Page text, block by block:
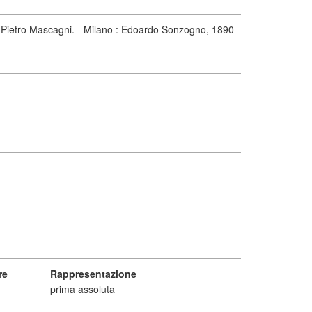
Mascagni. - Milano : Edoardo Sonzogno, 1890
Rappresentazione
prima assoluta